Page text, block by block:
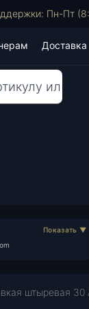
Пн-Пт
Доставка
штыревая